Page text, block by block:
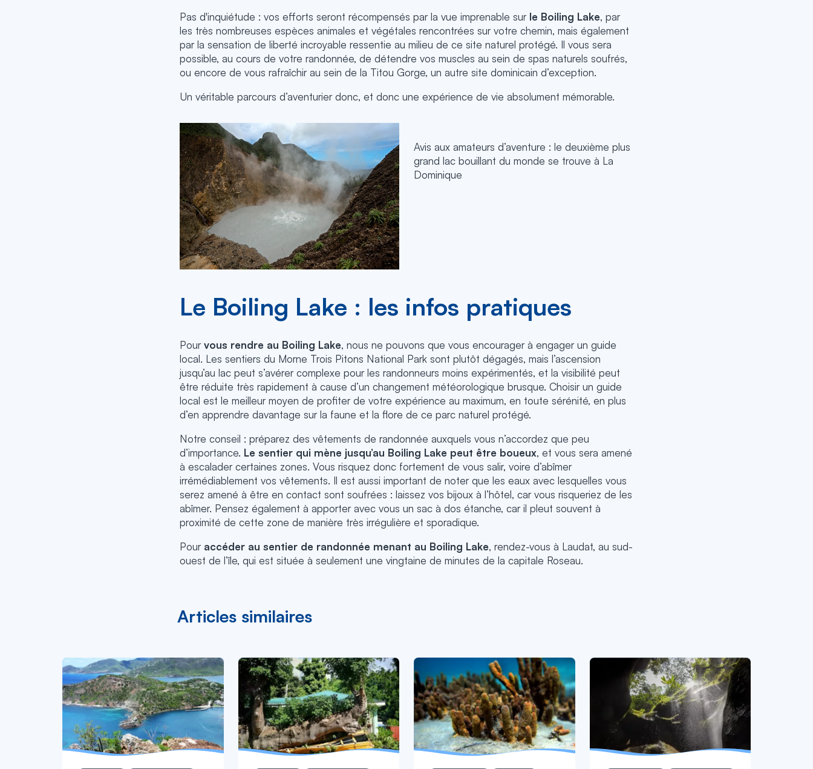
Pas d'inquiétude : vos efforts seront récompensés par la vue imprenable sur le Boiling Lake, par
les très nombreuses espèces animales et végétales rencontrées sur votre chemin, mais également
par la sensation de liberté incroyable ressentie au milieu de ce site naturel protégé. Il vous sera
possible, au cours de votre randonnée, de détendre vos muscles au sein de spas naturels soufrés,
ou encore de vous rafraîchir au sein de la Titou Gorge, un autre site dominicain d’exception.
Un véritable parcours d’aventurier donc, et donc une expérience de vie absolument mémorable.
Avis aux amateurs d’aventure : le deuxième plus
grand lac bouillant du monde se trouve à La
Dominique
Le Boiling Lake : les infos pratiques
Pourvous rendre au Boiling Lake, nous ne pouvons que vous encourager à engager un guide
local. Les sentiers du Morne Trois Pitons National Park sont plutôt dégagés, mais l’ascension
jusqu’au lac peut s’avérer complexe pour les randonneurs moins expérimentés, et la visibilité peut
être réduite très rapidement à cause d’un changement météorologique brusque. Choisir un guide
local est le meilleur moyen de profiter de votre expérience au maximum, en toute sérénité, en plus
d’en apprendre davantage sur la faune et la flore de ce parc naturel protégé.
Notre conseil : préparez des vêtements de randonnée auxquels vous n’accordez que peu
d’importance. Le sentier qui mène jusqu’au Boiling Lake peut être boueux, et vous sera amené
à escalader certaines zones. Vous risquez donc fortement de vous salir, voire d’abîmer
irrémédiablement vos vêtements. Il est aussi important de noter que les eaux avec lesquelles vous
serez amené à être en contact sont soufrées : laissez vos bijoux à l’hôtel, car vous risqueriez de les
abîmer. Pensez également à apporter avec vous un sac à dos étanche, car il pleut souvent à
proximité de cette zone de manière très irrégulière et sporadique.
Pour accéder au sentier de randonnée menant au Boiling Lake, rendez-vous à Laudat, au sud-
ouest de l’île, qui est située à seulement une vingtaine de minutes de la capitale Roseau.
Articles similaires